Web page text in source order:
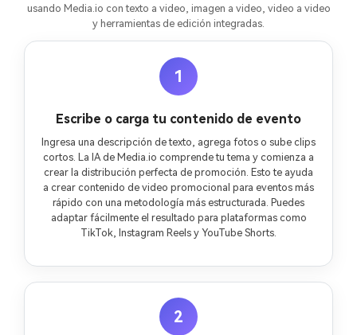
usando Media.io con texto a video, imagen a video, video a video
y herramientas de edición integradas.
1
Escribe o carga tu contenido de evento
Ingresa una descripción de texto, agrega fotos o sube clips
cortos. La IA de Media.io comprende tu tema y comienza a
crear la distribución perfecta de promoción. Esto te ayuda
a crear contenido de video promocional para eventos más
rápido con una metodología más estructurada. Puedes
adaptar fácilmente el resultado para plataformas como
TikTok, Instagram Reels y YouTube Shorts.
2